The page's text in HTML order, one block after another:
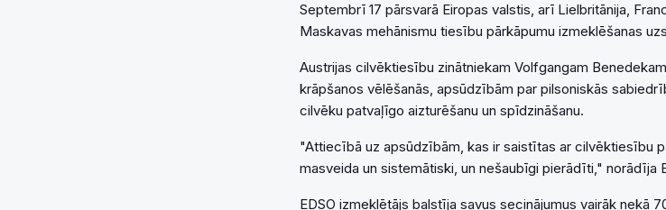
Septembrī 17 pārsvarā Eiropas valstis, arī Lielbritānija,
Maskavas mehānismu tiesību pārkāpumu izmeklēšanas
Austrijas cilvēktiesību zinātniekam Volfgangam
krāpšanos vēlēšanās, apsūdzībām par pilsoniskās
cilvēku patvaļīgo aizturēšanu un spīdzināšanu.
"Attiecībā uz apsūdzībām, kas ir saistītas ar cilvēktiesību
masveida un sistemātiski, un nešaubīgi pierādīti," norādīja
EDSO izmeklētājs balstīja savus secinājumus vairāk nekā